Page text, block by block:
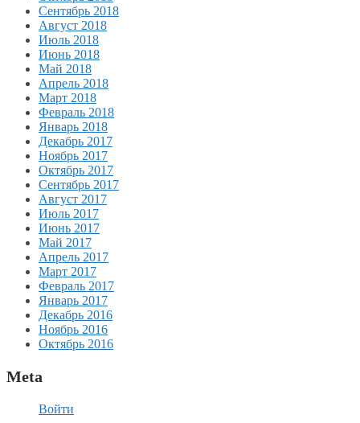
Сентябрь 2018
Август 2018
Июль 2018
Июнь 2018
Май 2018
Апрель 2018
Март 2018
Февраль 2018
Январь 2018
Декабрь 2017
Ноябрь 2017
Октябрь 2017
Сентябрь 2017
Август 2017
Июль 2017
Июнь 2017
Май 2017
Апрель 2017
Март 2017
Февраль 2017
Январь 2017
Декабрь 2016
Ноябрь 2016
Октябрь 2016
Meta
Войти